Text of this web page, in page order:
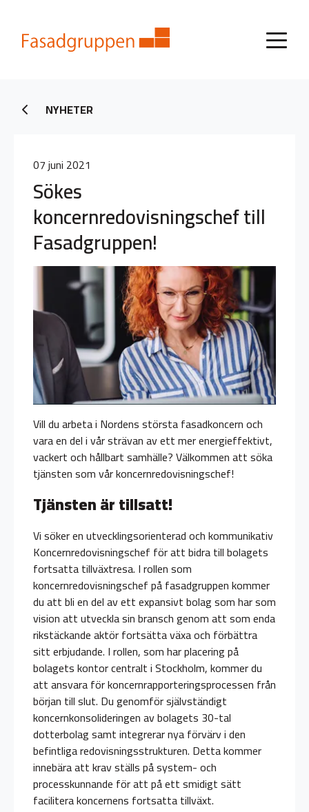
NYHETER
07 juni 2021
Sökes
koncernredovisningschef till
Fasadgruppen!
Vill du arbeta i Nordens största fasadkoncern och
vara en del i vår strävan av ett mer energieffektivt,
vackert och hållbart samhälle? Välkommen att söka
tjänsten som vår koncernredovisningschef!
Tjänsten är tillsatt!
Vi söker en utvecklingsorienterad och kommunikativ
Koncernredovisningschef för att bidra till bolagets
fortsatta tillväxtresa. I rollen som
koncernredovisningschef på fasadgruppen kommer
du att bli en del av ett expansivt bolag som har som
vision att utveckla sin bransch genom att som enda
rikstäckande aktör fortsätta växa och förbättra
sitt erbjudande. I rollen, som har placering på
bolagets kontor centralt i Stockholm, kommer du
att ansvara för koncernrapporteringsprocessen från
början till slut. Du genomför självständigt
koncernkonsolideringen av bolagets 30-tal
dotterbolag samt integrerar nya förvärv i den
befintliga redovisningsstrukturen. Detta kommer
innebära att krav ställs på system- och
processkunnande för att på ett smidigt sätt
facilitera koncernens fortsatta tillväxt.